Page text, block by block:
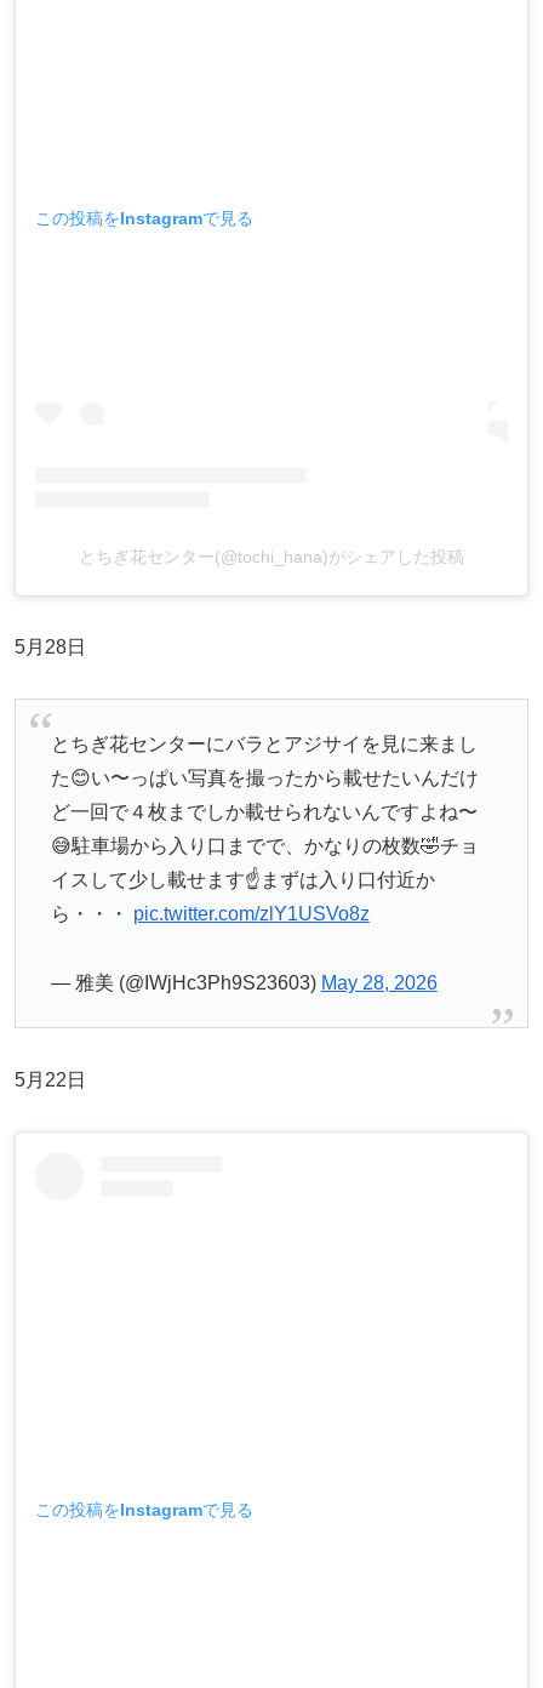
この投稿をInstagramで見る
とちぎ花センター(@tochi_hana)がシェアした投稿
5月28日
とちぎ花センターにバラとアジサイを見に来まし
た😊い〜っぱい写真を撮ったから載せたいんだけ
ど一回で４枚までしか載せられないんですよね〜
😅駐車場から入り口までで、かなりの枚数🤣チョ
イスして少し載せます☝️まずは入り口付近か
ら・・・ pic.twitter.com/zlY1USVo8z
— 雅美 (@IWjHc3Ph9S23603) May 28, 2026
5月22日
この投稿をInstagramで見る